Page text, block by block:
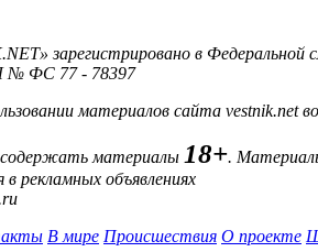
зарегистрировано в
№ ФС 77 - 78397
материалов сайта vestnik.net
материалы 18+.
рекламных объявлениях
В мире Происшествия О проекте